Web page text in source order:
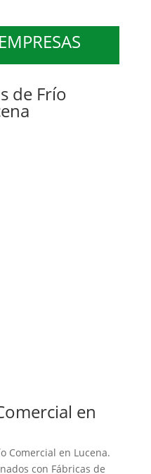
de Frío
en
Comercial en Lucena.
con Fábricas de